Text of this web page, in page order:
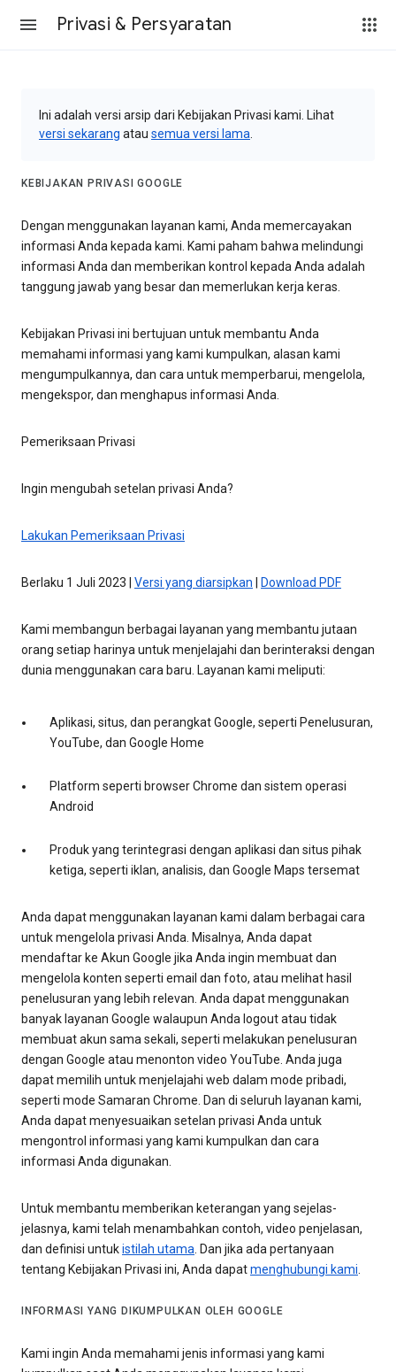
Privasi & Persyaratan
Ini adalah versi arsip dari Kebijakan Privasi kami. Lihat
versi sekarang atau semua versi lama
KEBIJAKAN PRIVASI GOOGLE
Dengan menggunakan layanan kami, Anda memercayakan
informasi Anda kepada kami. Kami paham bahwa melindungi
informasi Anda dan memberikan kontrol kepada Anda adalah
tanggung jawab yang besar dan memerlukan kerja keras.
Kebijakan Privasi ini bertujuan untuk membantu Anda
memahami informasi yang kami kumpulkan, alasan kami
mengumpulkannya, dan cara untuk memperbarui, mengelola,
mengekspor, dan menghapus informasi Anda.
Pemeriksaan Privasi
Ingin mengubah setelan privasi Anda?
Lakukan Pemeriksaan Privasi
Berlaku 1 Juli 2023 | Versi yang diarsipkan Download PDF
Kami membangun berbagai layanan yang membantu jutaan
orang setiap harinya untuk menjelajahi dan berinteraksi dengan
dunia menggunakan cara baru. Layanan kami meliputi:
Aplikasi, situs, dan perangkat Google, seperti Penelusuran,
YouTube, dan Google Home
Platform seperti browser Chrome dan sistem operasi
Android
Produk yang terintegrasi dengan aplikasi dan situs pihak
ketiga, seperti iklan, analisis, dan Google Maps tersemat
Anda dapat menggunakan layanan kami dalam berbagai cara
untuk mengelola privasi Anda. Misalnya, Anda dapat
mendaftar ke Akun Google jika Anda ingin membuat dan
mengelola konten seperti email dan foto, atau melihat hasil
penelusuran yang lebih relevan. Anda dapat menggunakan
banyak layanan Google walaupun Anda logout atau tidak
membuat akun sama sekali, seperti melakukan penelusuran
dengan Google atau menonton video YouTube. Anda juga
dapat memilih untuk menjelajahi web dalam mode pribadi,
seperti mode Samaran Chrome. Dan di seluruh layanan kami,
Anda dapat menyesuaikan setelan privasi Anda untuk
mengontrol informasi yang kami kumpulkan dan cara
informasi Anda digunakan.
Untuk membantu memberikan keterangan yang sejelas-
jelasnya, kami telah menambahkan contoh, video penjelasan,
dan definisi untukistilah utama. Dan jika ada pertanyaan
tentang Kebijakan Privasi ini, Anda dapatmenghubungi kami.
INFORMASI YANG DIKUMPULKAN OLEH GOOGLE
Kami ingin Anda memahami jenis informasi yang kami